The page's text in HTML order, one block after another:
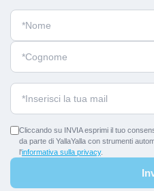
Cliccando su INVIA esprimi il tuo
da parte di YallaYalla con strumenti
l'informativa sulla privacy.